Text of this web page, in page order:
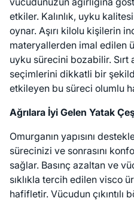
etkiler. Kalınlık, uyku
oynar. Aşırı kilolu kişilerin
materyallerden imal edilen
uyku sürecini bozabilir. Sırt
seçimlerini dikkatli bir
etkileyen bu süreci olumlu
Ağrılara İyi Gelen Yatak
Omurganın yapısını
sürecinizi ve sonrasını
sağlar. Basınç azaltan ve
sıklıkla tercih edilen visco
hafifletir. Vücudun çıkıntılı